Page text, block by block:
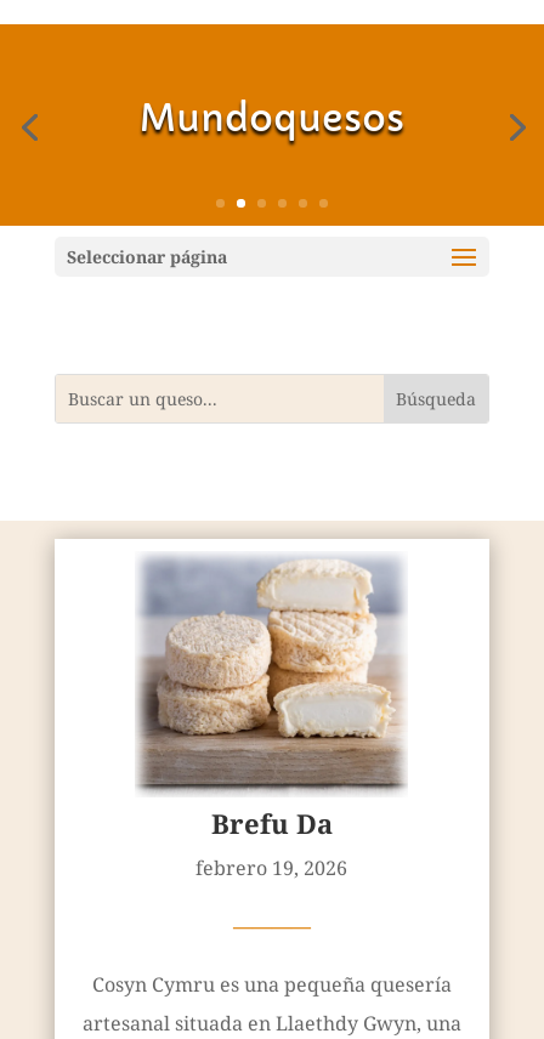
Mundoquesos
Seleccionar página
Brefu Da
febrero 19, 2026
————
Cosyn Cymru es una pequeña quesería
artesanal situada en Llaethdy Gwyn, una